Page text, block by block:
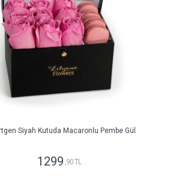
Siyah Kutuda Macaronlu Pembe Gül
1299 ,90 TL